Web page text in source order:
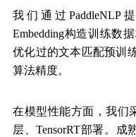
我们通过PaddleNLP
Embedding构造训练数
优化过的文本匹配预训
算法精度。
在模型性能方面，我们
层、TensorRT部署。